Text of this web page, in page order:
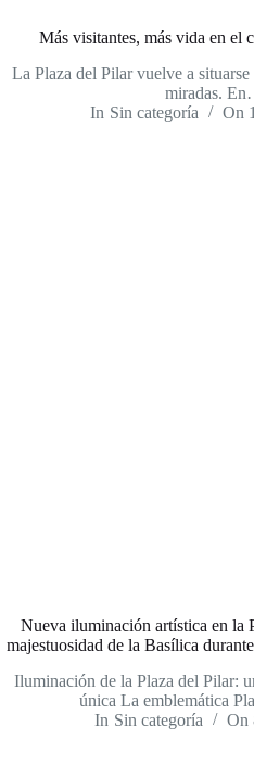
Más visitantes, más vida en el
La Plaza del Pilar vuelve a
miradas.
In Sin categoría On
Nueva iluminación artística en la
majestuosidad de la Basílica
Iluminación de la Plaza del Pilar:
única La emblemática
In Sin categoría On